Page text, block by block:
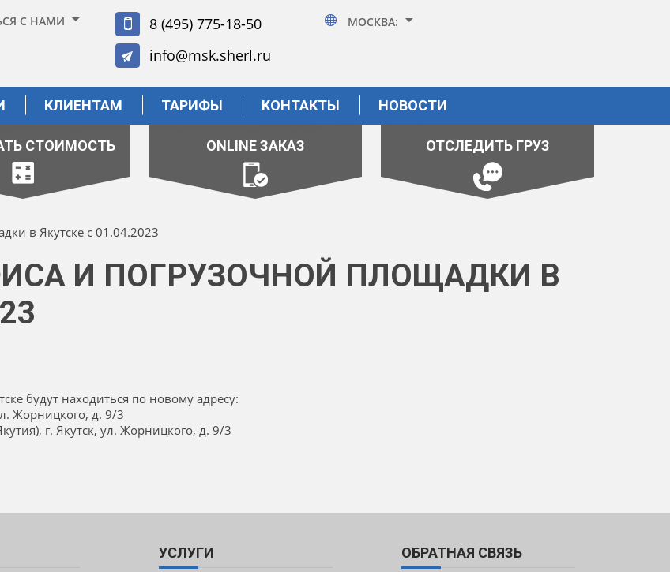
С НАМИ МОСКВА:
8 (495) 775-18-50
info@msk.sherl.ru
КЛИЕНТАМ ТАРИФЫ КОНТАКТЫ НОВОСТИ
СТОИМОСТЬ ONLINE ЗАКАЗ ОТСЛЕДИТЬ ГРУЗ
в Якутске с 01.04.2023
И ПОГРУЗОЧНОЙ ПЛОЩАДКИ В
будут находиться по новому адресу:
Жорницкого, д. 9/3
г. Якутск, ул. Жорницкого, д. 9/3
УСЛУГИ ОБРАТНАЯ СВЯЗЬ